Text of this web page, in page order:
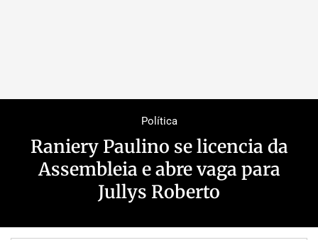
Política
Raniery Paulino se licencia da
Assembleia e abre vaga para
Jullys Roberto